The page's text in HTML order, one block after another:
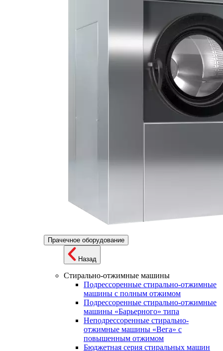
Прачечное оборудование
Назад
Стирально-отжимные машины
Подрессоренные стирально-отжимные
машины с полным отжимом
Подрессоренные стирально-отжимные
машины «Барьерного» типа
Неподрессоренные стирально-
отжимные машины «Вега» с
повышенным отжимом
Бюджетная серия стиральных машин